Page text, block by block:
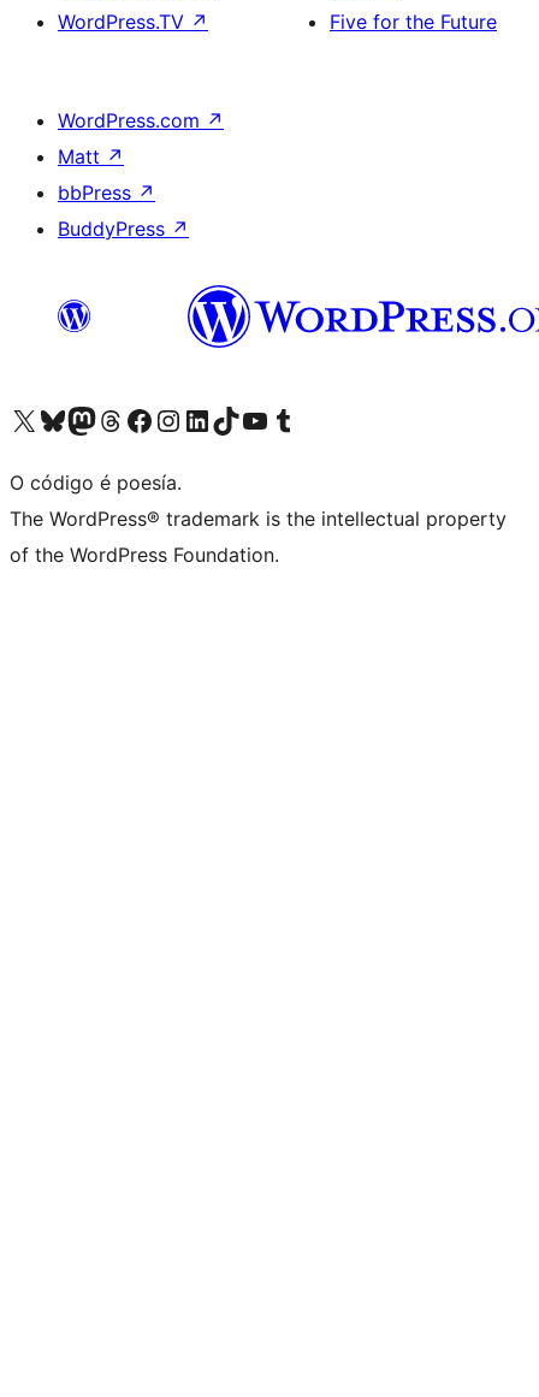
WordPress.TV ↗
Five for the Future
WordPress.com ↗
Matt ↗
bbPress ↗
BuddyPress ↗
Visita la cuenta de X (anteriormente Twitter)
Visita a nosa conta de Bluesky
Visita a nosa conta de Mastodon
Visita a nosa conta de Threads
Visita a nosa páxina de Facebook
Visita a nosa conta de Instagram
Visita a nosa conta de LinkedIn
Visita a nosa conta de TikTok
Visita a nosa canle de YouTube
Visita a nosa conta de Tumblr
O código é poesía.
The WordPress® trademark is the intellectual property
of the WordPress Foundation.